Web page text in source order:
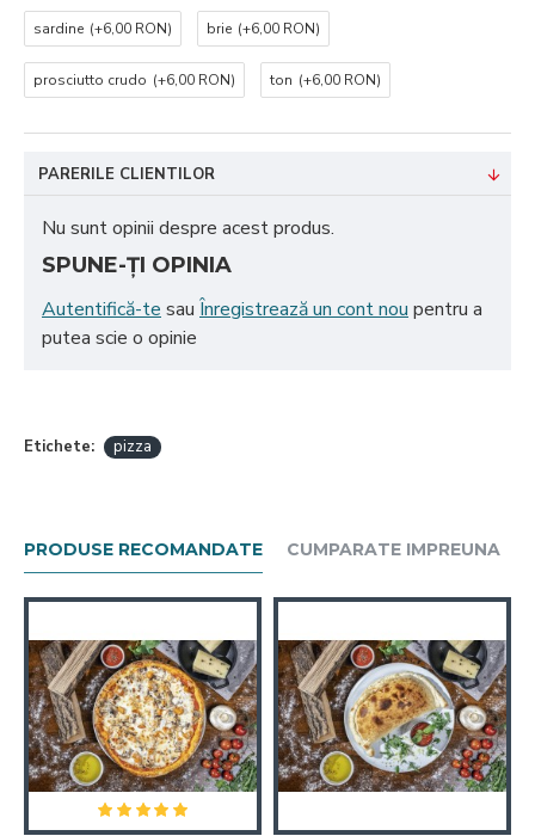
sardine (+6,00 RON) brie (+6,00 RON)
prosciutto crudo (+6,00 RON) ton (+6,00 RON)
PARERILE CLIENTILOR
Nu sunt opinii despre acest produs.
SPUNE-ŢI OPINIA
Autentifică-te sau Înregistrează un cont nou pentru a
putea scie o opinie
Etichete: pizza
PRODUSE RECOMANDATE CUMPARATE IMPREUNA